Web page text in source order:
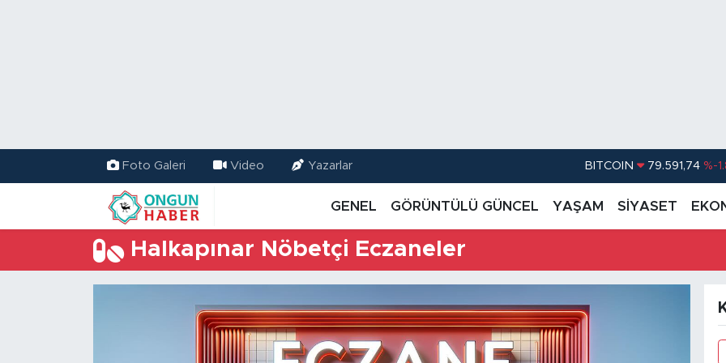
Foto Galeri Video Yazarlar BITCOIN 79.591,74 %-
G.ALTIN 6862,09000
GENEL GÖRÜNTÜLÜ GÜNCEL YAŞAM SİYASET
Halkapınar Nöbetçi Eczaneler
Trafik Durumu
TFF 2.Lig Kırmızı Grup Puan Durumu ve Fikstür
Tüm Manşetler